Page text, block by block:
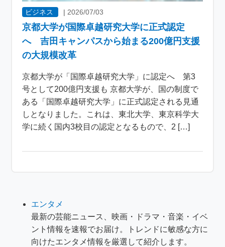
ビジネス | 2026/07/03
京都大学が国際卓越研究大学に正式認定
へ 吉田キャンパスから始まる200億円支援
の大規模改革
京都大学が「国際卓越研究大学」に認定へ 第3
号として200億円支援も 京都大学が、国の制度で
ある「国際卓越研究大学」に正式認定される見通
しとなりました。これは、東北大学、東京科学大
学に続く国内3校目の認定となるもので、2 […]
エンタメ
最新の芸能ニュース、映画・ドラマ・音楽・イベ
ント情報を速報でお届け。トレンドに敏感な方に
向けたエンタメ情報を厳選して紹介します。